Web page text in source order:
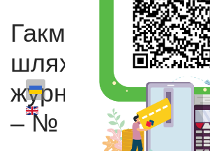
Гакман С. На
шляхів //
журнал (Прага).
– № 11. – С. 20-